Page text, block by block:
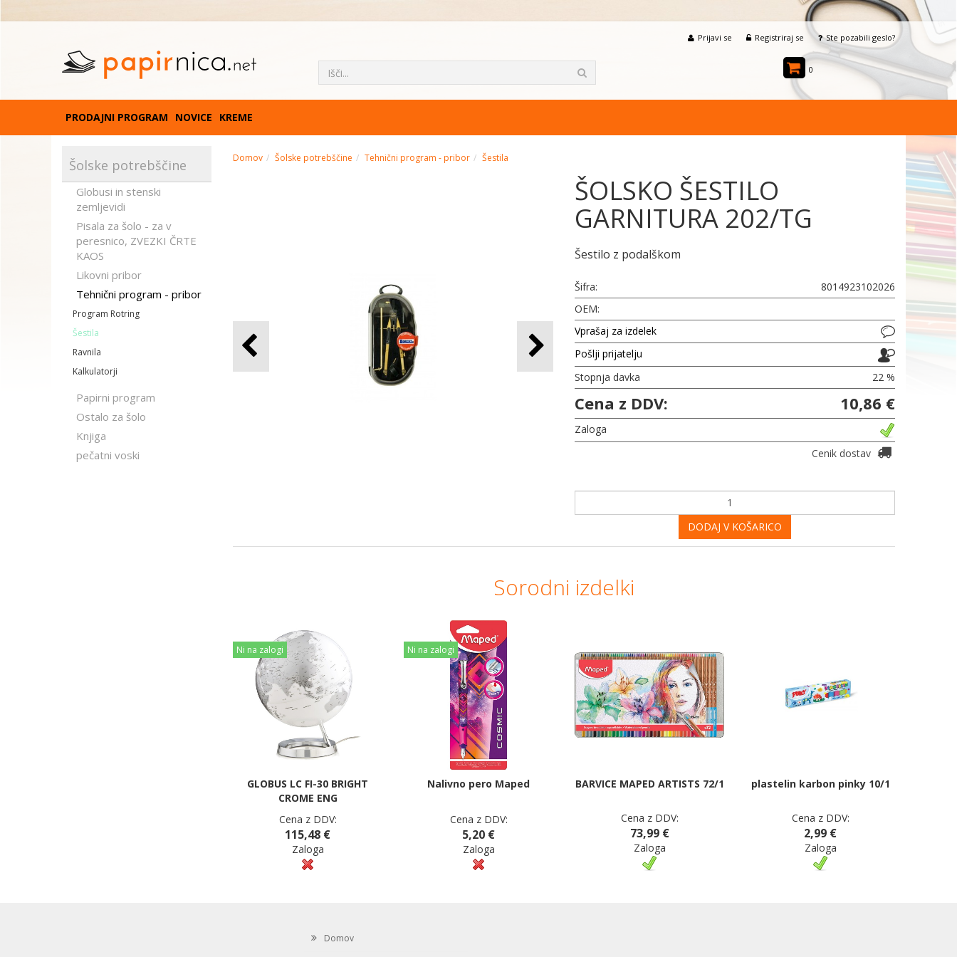
Prijavi se Registriraj se Ste pozabili geslo?
0
PRODAJNI PROGRAM NOVICE KREME
Šolske potrebščine
Globusi in stenski
zemljevidi
Pisala za šolo - za v
peresnico, ZVEZKI ČRTE
KAOS
Likovni pribor
Tehnični program - pribor
Program Rotring
Šestila
Ravnila
Kalkulatorji
Papirni program
Ostalo za šolo
Knjiga
pečatni voski
Domov Šolske potrebščine Tehnični program - pribor Šestila
ŠOLSKO ŠESTILO
GARNITURA 202/TG
Šestilo z podalškom
Šifra:
8014923102026
OEM:
Vprašaj za izdelek
Pošlji prijatelju
Stopnja davka
22 %
Cena z DDV: 10,86 €
Zaloga
Cenik dostav
DODAJ V KOŠARICO
Sorodni izdelki
Ni na zalogi
GLOBUS LC FI-30 BRIGHT
CROME ENG
Cena z DDV:
115,48 €
Zaloga
Ni na zalogi
Nalivno pero Maped
Cena z DDV:
5,20 €
Zaloga
BARVICE MAPED ARTISTS 72/1
Cena z DDV:
73,99 €
Zaloga
plastelin karbon pinky 10/1
Cena z DDV:
2,99 €
Zaloga
Domov